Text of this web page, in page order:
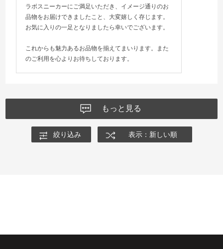
ラボスニーカーにご満足いただき、イメージ通りのお
品物をお届けできましたこと、大変嬉しく存じます。
お気に入りの一足となりましたら幸いでございます。
これからも魅力あるお品物を揃えてまいります。また
のご利用を心よりお待ちしております。
もっと見る
絞り込み 表示：新しい順